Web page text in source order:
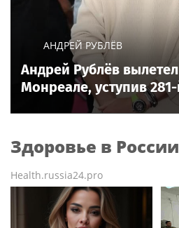
АНДРЕЙ РУБЛЁВ
Андрей Рублёв
Монреале, уступив
Здоровье в
Health.russia24.pro